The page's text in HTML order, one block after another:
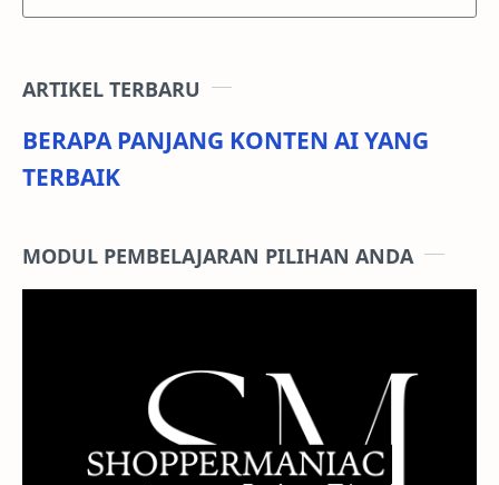
ARTIKEL TERBARU
BERAPA PANJANG KONTEN AI YANG
TERBAIK
MODUL PEMBELAJARAN PILIHAN ANDA